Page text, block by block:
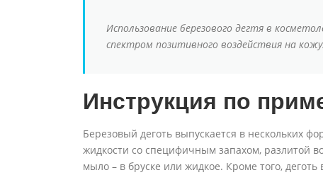
Использование березового дегтя в
спектром позитивного воздействия на кожу.
Инструкция по
Березовый деготь выпускается в нескольких
жидкости со специфичным запахом, разлитой
мыло – в бруске или жидкое. Кроме того,